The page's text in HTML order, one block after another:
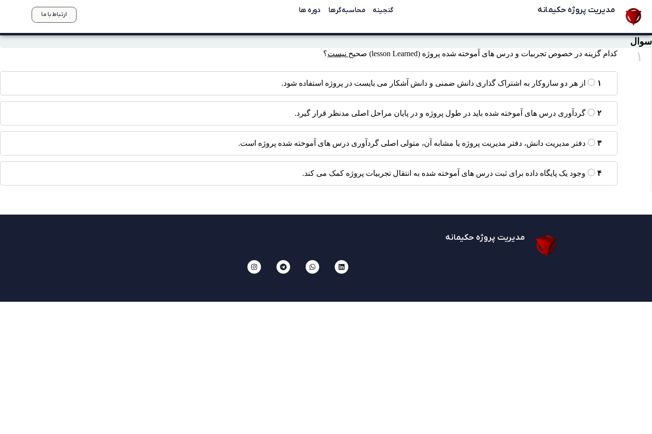
مدیریت پروژه حکیمانه گنجینه محاسبه‌گرها دوره ها ارتباط با ما
سوال
۱ کدام گزینه در خصوص تجربیات و درس های آموخته شده پروژه (lesson Learned) صحیح نیست؟
۱ از هر دو سازوکار به اشتراک گذاری دانش ضمنی و دانش آشکار می بایست در پروژه استفاده شود.
۲ گردآوری درس های آموخته شده باید در طول پروژه و در پایان مراحل اصلی مدنظر قرار گیرد.
۳ دفتر مدیریت دانش، دفتر مدیریت پروژه یا مشابه آن، متولی اصلی گردآوری درس های آموخته شده پروژه است.
۴ وجود یک پایگاه داده برای ثبت درس های آموخته شده به انتقال تجربیات پروژه کمک می کند.
مدیریت پروژه حکیمانه